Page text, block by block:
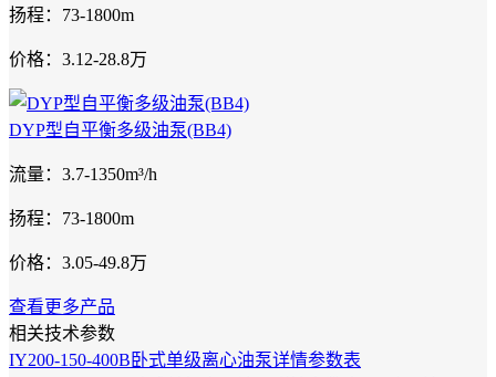
扬程：73-1800m
价格：3.12-28.8万
DYP型自平衡多级油泵(BB4)
流量：3.7-1350m³/h
扬程：73-1800m
价格：3.05-49.8万
查看更多产品
相关技术参数
IY200-150-400B卧式单级离心油泵详情参数表